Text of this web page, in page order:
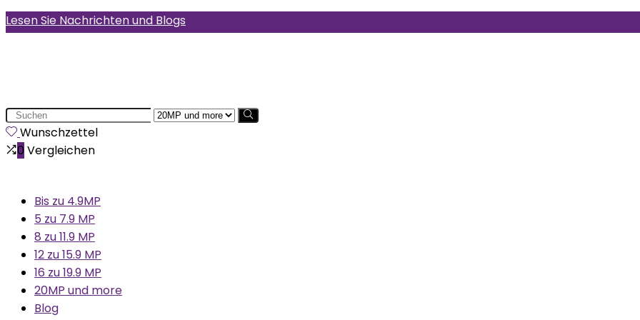
Lesen Sie Nachrichten und Blogs
Search
for:Wunschzettel
0 Vergleichen
Bis zu 4.9MP
5 zu 7.9 MP
8 zu 11.9 MP
12 zu 15.9 MP
16 zu 19.9 MP
20MP und more
Blog